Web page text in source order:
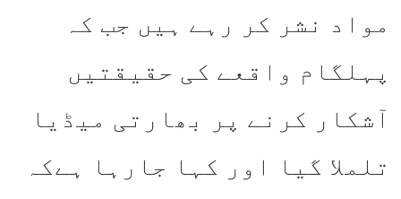
مواد نشر کر رہے ہیں جب کہ
پہلگام واقعے کی حقیقتیں
آشکار کرنے پر بھارتی میڈیا
تلملا گیا اور کہا جارہا ہےکہ